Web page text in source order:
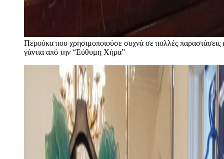
Περούκα που χρησιμοποιούσε συχνά σε πολλές παραστάσεις
γάντια από την “Εύθυμη Χήρα”